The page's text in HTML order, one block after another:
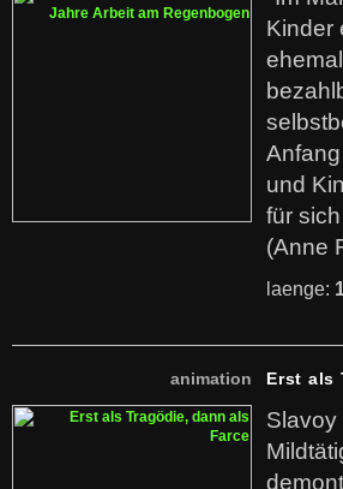
Kinder
und
für
(Anne
laenge:
animation Erst als
Slavoy